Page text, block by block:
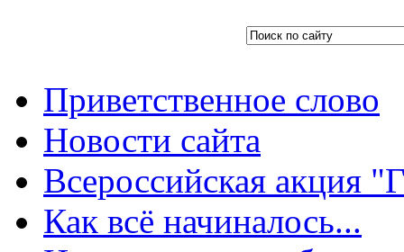
Приветственное слово
Новости сайта
Всероссийская акция
Как всё начиналось...